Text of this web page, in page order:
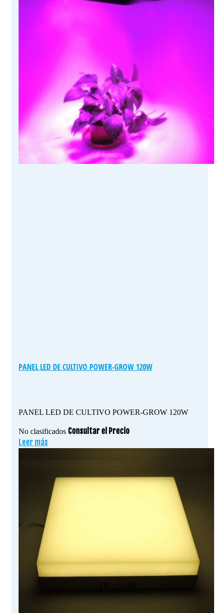
PANEL LED DE CULTIVO POWER-GROW 120W
PANEL LED DE CULTIVO POWER-GROW 120W
No clasificados Consultar el Precio
Leer más